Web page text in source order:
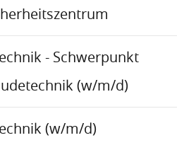
- Schwerpunkt
(w/m/d)
(w/m/d)